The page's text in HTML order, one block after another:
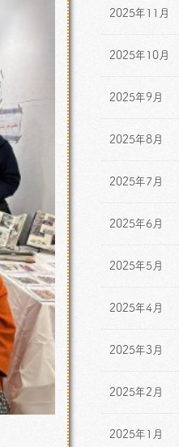
2025年11月
2025年10月
2025年9月
2025年8月
2025年7月
2025年6月
2025年5月
2025年4月
2025年3月
2025年2月
2025年1月